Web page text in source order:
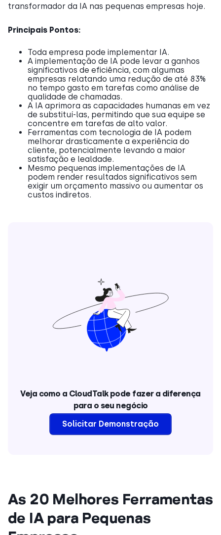
transformador da IA nas pequenas empresas hoje.
Principais Pontos:
Toda empresa pode implementar IA.
A implementação de IA pode levar a ganhos
significativos de eficiência, com algumas
empresas relatando uma redução de até 83%
no tempo gasto em tarefas como análise de
qualidade de chamadas.
A IA aprimora as capacidades humanas em vez
de substituí-las, permitindo que sua equipe se
concentre em tarefas de alto valor.
Ferramentas com tecnologia de IA podem
melhorar drasticamente a experiência do
cliente, potencialmente levando a maior
satisfação e lealdade.
Mesmo pequenas implementações de IA
podem render resultados significativos sem
exigir um orçamento massivo ou aumentar os
custos indiretos.
Veja como a CloudTalk pode fazer a diferença
para o seu negócio
Solicitar Demonstração
As 20 Melhores Ferramentas
de IA para Pequenas